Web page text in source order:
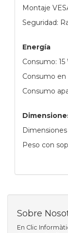
Montaje
Seguridad:
Energía
Consumo: 15
Consumo en
Consumo
Peso con
Sobre
En Clic